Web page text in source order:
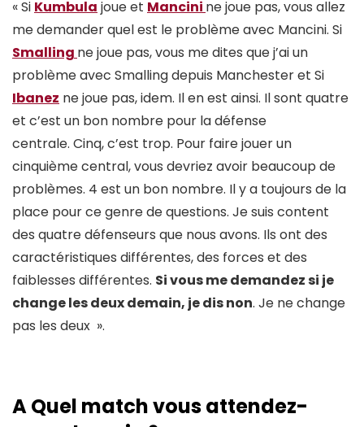
« Si Kumbula joue et Mancini ne joue pas, vous allez
me demander quel est le problème avec Mancini. Si
Smalling ne joue pas, vous me dites que j’ai un
problème avec Smalling depuis Manchester et Si
Ibanez ne joue pas, idem. Il en est ainsi. Il sont quatre
et c’est un bon nombre pour la défense
centrale. Cinq, c’est trop. Pour faire jouer un
cinquième central, vous devriez avoir beaucoup de
problèmes. 4 est un bon nombre. Il y a toujours de la
place pour ce genre de questions. Je suis content
des quatre défenseurs que nous avons. Ils ont des
caractéristiques différentes, des forces et des
faiblesses différentes. Si vous me demandez si je
change les deux demain, je dis non. Je ne change
pas les deux ».
A Quel match vous attendez-